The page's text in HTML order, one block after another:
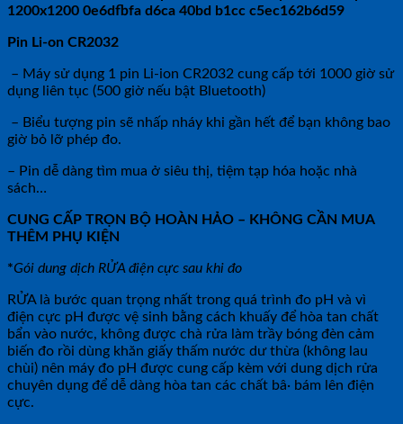
Pin Li-on CR2032
– Máy sử dụng 1 pin Li-ion CR2032 cung cấp tới 1000 giờ sử
dụng liên tục (500 giờ nếu bật Bluetooth)
– Biểu tượng pin sẽ nhấp nháy khi gần hết để bạn không bao
giờ bỏ lỡ phép đo.
– Pin dễ dàng tìm mua ở siêu thị, tiệm tạp hóa hoặc nhà
sách…
CUNG CẤP TRỌN BỘ HOÀN HẢO – KHÔNG CẦN MUA
THÊM PHỤ KIỆN
*Gói dung dịch RỬA điện cực sau khi đo
RỬA là bước quan trọng nhất trong quá trình đo pH và vì
điện cực pH được vệ sinh bằng cách khuấy để hòa tan chất
bẩn vào nước, không được chà rửa làm trầy bóng đèn cảm
biến đo rồi dùng khăn giấy thấm nước dư thừa (không lau
chùi) nên máy đo pH được cung cấp kèm với dung dịch rửa
chuyên dụng để dễ dàng hòa tan các chất bâ· bám lên điện
cực.